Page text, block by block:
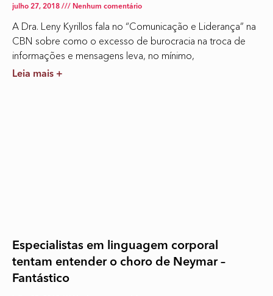
julho 27, 2018 Nenhum comentário
A Dra. Leny Kyrillos fala no “Comunicação e Liderança” na
CBN sobre como o excesso de burocracia na troca de
informações e mensagens leva, no mínimo,
Leia mais +
Especialistas em linguagem corporal
tentam entender o choro de Neymar –
Fantástico